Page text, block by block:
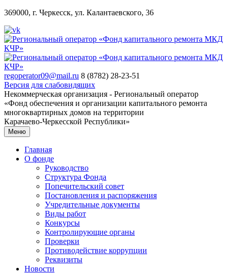
369000, г. Черкесск, ул. Калантаевского, 36
regoperator09@mail.ru 8 (8782) 28-23-51
Версия для слабовидящих
Некоммерческая организация - Региональный оператор
«Фонд обеспечения и организации капитального ремонта
многоквартирных домов на территории
Карачаево-Черкесской Республики»
Меню
Главная
О фонде
Руководство
Структура Фонда
Попечительский совет
Постановления и распоряжения
Учредительные документы
Виды работ
Конкурсы
Контролирующие органы
Проверки
Противодействие коррупции
Реквизиты
Новости